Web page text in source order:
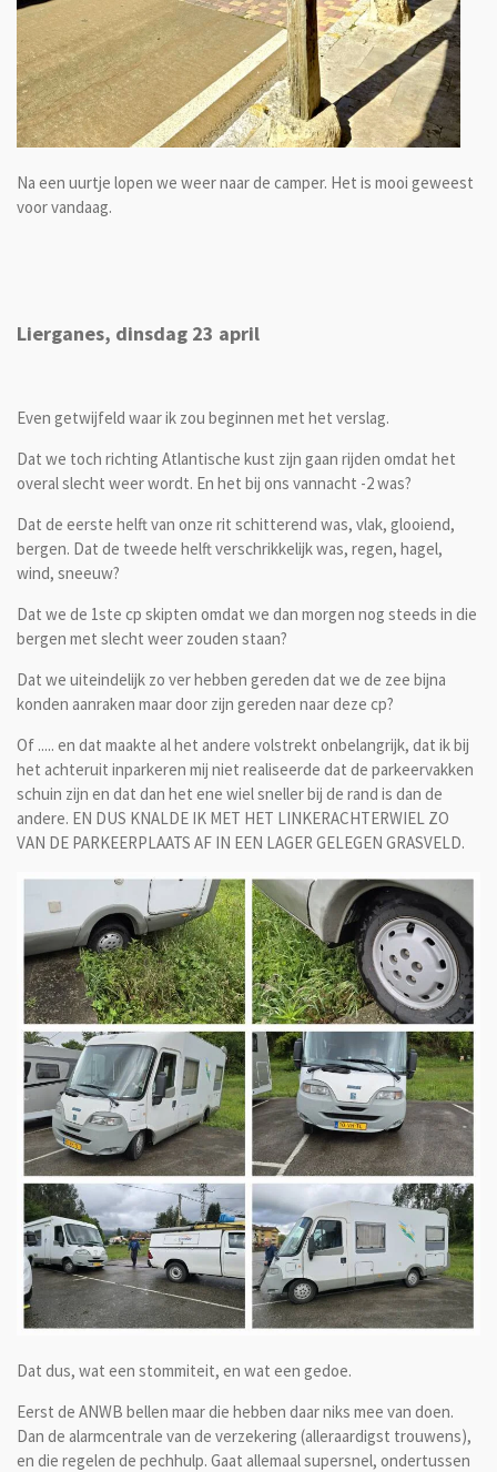
Na een uurtje lopen we weer naar de camper. Het is mooi geweest
voor vandaag.
Lierganes, dinsdag 23 april
Even getwijfeld waar ik zou beginnen met het verslag.
Dat we toch richting Atlantische kust zijn gaan rijden omdat het
overal slecht weer wordt. En het bij ons vannacht -2 was?
Dat de eerste helft van onze rit schitterend was, vlak, glooiend,
bergen. Dat de tweede helft verschrikkelijk was, regen, hagel,
wind, sneeuw?
Dat we de 1ste cp skipten omdat we dan morgen nog steeds in die
bergen met slecht weer zouden staan?
Dat we uiteindelijk zo ver hebben gereden dat we de zee bijna
konden aanraken maar door zijn gereden naar deze cp?
Of ..... en dat maakte al het andere volstrekt onbelangrijk, dat ik bij
het achteruit inparkeren mij niet realiseerde dat de parkeervakken
schuin zijn en dat dan het ene wiel sneller bij de rand is dan de
andere. EN DUS KNALDE IK MET HET LINKERACHTERWIEL ZO
VAN DE PARKEERPLAATS AF IN EEN LAGER GELEGEN GRASVELD.
Dat dus, wat een stommiteit, en wat een gedoe.
Eerst de ANWB bellen maar die hebben daar niks mee van doen.
Dan de alarmcentrale van de verzekering (alleraardigst trouwens),
en die regelen de pechhulp. Gaat allemaal supersnel, ondertussen